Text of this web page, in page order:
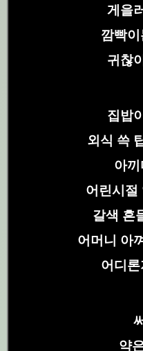
게을
깜빡
귀찮
집밥
외식 쓱
아
어린시절
갈색 흔
어머니 아
어디
약